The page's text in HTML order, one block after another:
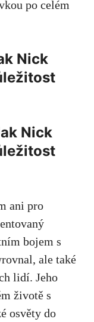
po ​celém
Nick
Nick
ani pro
bojem‌ s
‍ale také⁣
‌lidí. Jeho
životě‌ s
osvěty do